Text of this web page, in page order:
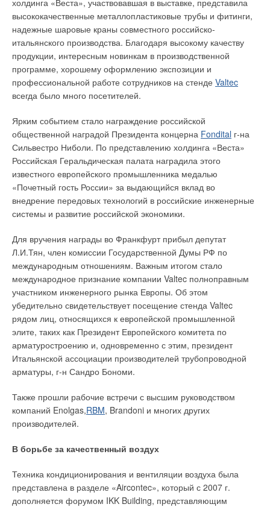
холдинга «Веста», участвовавшая в выставке, представила
высококачественные металлопластиковые трубы и фитинги,
надежные шаровые краны совместного российско-
итальянского производства. Благодаря высокому качеству
продукции, интересным новинкам в производственной
программе, хорошему оформлению экспозиции и
профессиональной работе сотрудников на стенде Valtec
всегда было много посетителей.
Ярким событием стало награждение российской
общественной наградой Президента концерна Fondital г-на
Сильвестро Ниболи. По представлению холдинга «Веста»
Российская Геральдическая палата наградила этого
известного европейского промышленника медалью
«Почетный гость России» за выдающийся вклад во
внедрение передовых технологий в российские инженерные
системы и развитие российской экономики.
Для вручения награды во Франкфурт прибыл депутат
Л.И.Тян, член комиссии Государственной Думы РФ по
международным отношениям. Важным итогом стало
международное признание компании Valtec полноправным
участником инженерного рынка Европы. Об этом
убедительно свидетельствует посещение стенда Valtec
рядом лиц, относящихся к европейской промышленной
элите, таких как Президент Европейского комитета по
арматуростроению и, одновременно с этим, президент
Итальянской ассоциации производителей трубопроводной
арматуры, г-н Сандро Бономи.
Также прошли рабочие встречи с высшим руководством
компаний Enolgas,RBM, Brandoni и многих других
производителей.
В борьбе за качественный воздух
Техника кондиционирования и вентиляции воздуха была
представлена в разделе «Aircontec», который с 2007 г.
дополняется форумом IKK Building, представляющим